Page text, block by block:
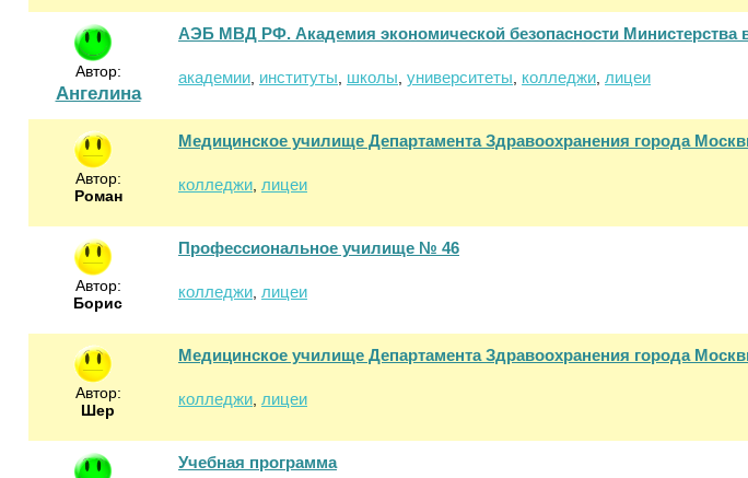
Автор:
Ангелина
АЭБ МВД РФ. Академия экономической безопасности Министерства
академии институты школы университеты колледжи лицеи
Автор:
Роман
Медицинское училище Департамента Здравоохранения города
колледжи лицеи
Автор:
Борис
Профессиональное училище № 46
колледжи лицеи
Автор:
Шер
Медицинское училище Департамента Здравоохранения города
колледжи лицеи
Учебная программа